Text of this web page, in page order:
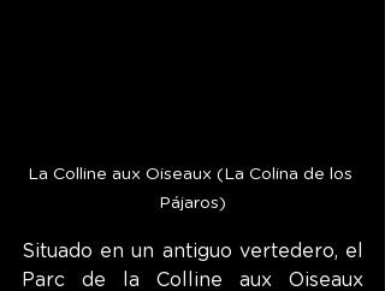
La Colline aux Oiseaux (La Colina de los
Pájaros)
Situado en un antiguo vertedero, el
Parc de la Colline aux Oiseaux